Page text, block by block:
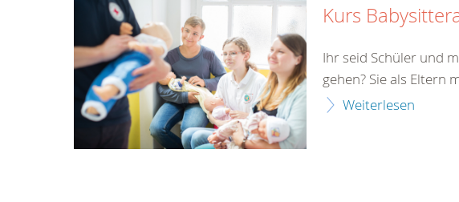
Kurs
Ihr seid Schüler und
gehen? Sie als Eltern
Weiterlesen